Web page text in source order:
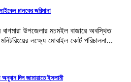
চালকের জরিমানা
বাগমারা উপজেলার মচমইল বাজারে অবস্থিত
লক্ষ্যে মোবাইল কোর্ট পরিচালনা…
অনুদান দিল জামায়াতে ইসলামী